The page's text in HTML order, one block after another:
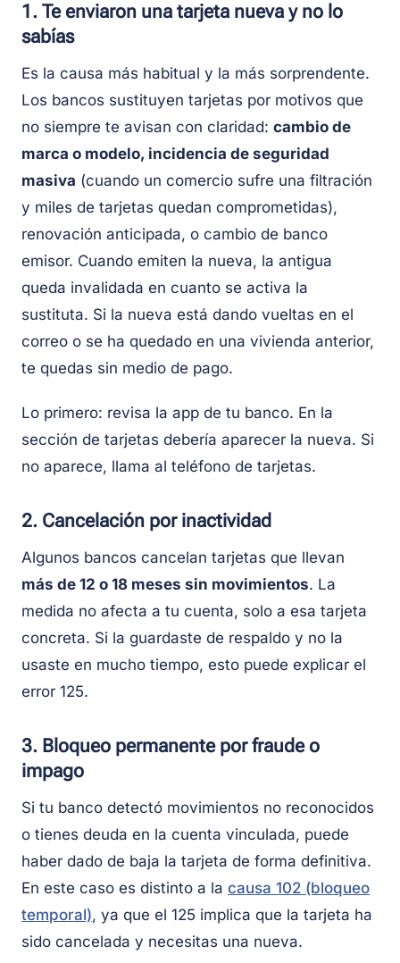
1. Te enviaron una tarjeta nueva y no lo
sabías
Es la causa más habitual y la más sorprendente.
Los bancos sustituyen tarjetas por motivos que
no siempre te avisan con claridad: cambio de
marca o modelo, incidencia de seguridad
masiva (cuando un comercio sufre una filtración
y miles de tarjetas quedan comprometidas),
renovación anticipada, o cambio de banco
emisor. Cuando emiten la nueva, la antigua
queda invalidada en cuanto se activa la
sustituta. Si la nueva está dando vueltas en el
correo o se ha quedado en una vivienda anterior,
te quedas sin medio de pago.
Lo primero: revisa la app de tu banco. En la
sección de tarjetas debería aparecer la nueva. Si
no aparece, llama al teléfono de tarjetas.
2. Cancelación por inactividad
Algunos bancos cancelan tarjetas que llevan
más de 12 o 18 meses sin movimientos. La
medida no afecta a tu cuenta, solo a esa tarjeta
concreta. Si la guardaste de respaldo y no la
usaste en mucho tiempo, esto puede explicar el
error 125.
3. Bloqueo permanente por fraude o
impago
Si tu banco detectó movimientos no reconocidos
o tienes deuda en la cuenta vinculada, puede
haber dado de baja la tarjeta de forma definitiva.
En este caso es distinto a la causa 102 (bloqueo
temporal), ya que el 125 implica que la tarjeta ha
sido cancelada y necesitas una nueva.